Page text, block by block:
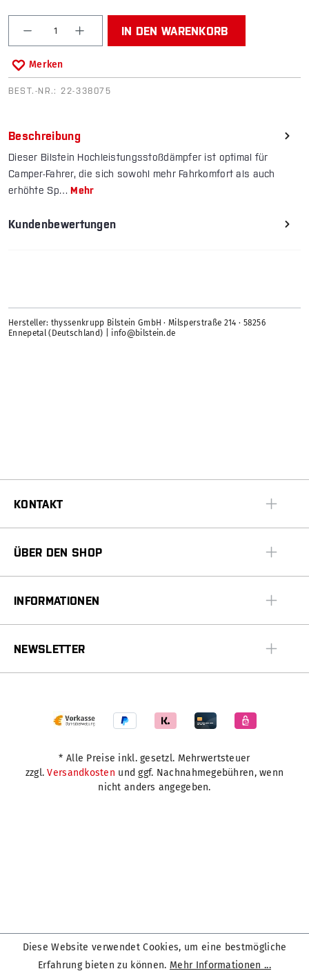
Produkt Anzahl: Gib den gewünschten Wert ein
IN DEN WARENKORB
Merken
BEST.-NR.: 22-338075
Beschreibung
Dieser Bilstein Hochleistungsstoßdämpfer ist optimal für
Camper-Fahrer, die sich sowohl mehr Fahrkomfort als auch
erhöhte Sp…Mehr
Kundenbewertungen
Hersteller: thyssenkrupp Bilstein GmbH · Milsperstraße 214 · 58256
Ennepetal (Deutschland) | info@bilstein.de
KONTAKT
ÜBER DEN SHOP
INFORMATIONEN
NEWSLETTER
* Alle Preise inkl. gesetzl. Mehrwertsteuer
zzgl.Versandkosten und ggf. Nachnahmegebühren, wenn
nicht anders angegeben.
Diese Website verwendet Cookies, um eine bestmögliche
Erfahrung bieten zu können. Mehr Informationen ...